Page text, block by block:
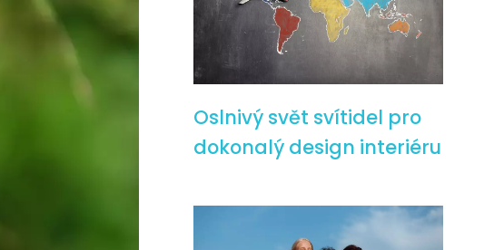
Oslnivý svět svítidel pro
dokonalý design interiéru